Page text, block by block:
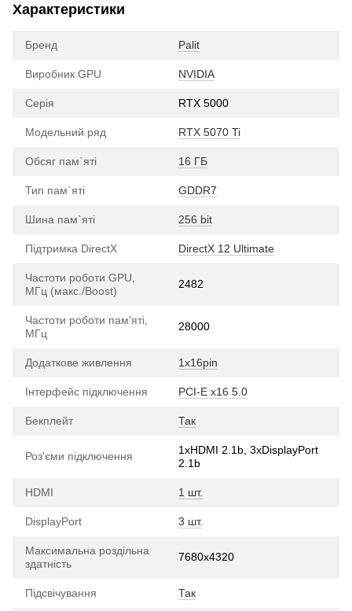
Характеристики
Бренд Palit
Виробник GPU NVIDIA
Серія RTX 5000
Модельний ряд RTX 5070 Ti
Обсяг пам`яті 16 ГБ
Тип пам`яті GDDR7
Шина пам`яті 256 bit
Підтримка DirectX DirectX 12 Ultimate
Частоти роботи GPU,
МГц (макс./Boost)
2482
Частоти роботи пам'яті,
МГц
28000
Додаткове живлення 1х16pin
Інтерфейс підключення PCI-E х16 5.0
Бекплейт Так
Роз'єми підключення
1xHDMI 2.1b, 3хDisplayPort
2.1b
HDMI 1 шт.
DisplayPort 3 шт.
Максимальна роздільна
здатність
7680x4320
Підсвічування Так